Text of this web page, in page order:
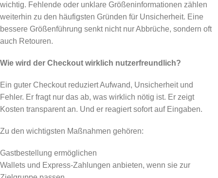
wichtig. Fehlende oder unklare Größeninformationen zählen
weiterhin zu den häufigsten Gründen für Unsicherheit. Eine
bessere Größenführung senkt nicht nur Abbrüche, sondern oft
auch Retouren.
Wie wird der Checkout wirklich nutzerfreundlich?
Ein guter Checkout reduziert Aufwand, Unsicherheit und
Fehler. Er fragt nur das ab, was wirklich nötig ist. Er zeigt
Kosten transparent an. Und er reagiert sofort auf Eingaben.
Zu den wichtigsten Maßnahmen gehören:
Gastbestellung ermöglichen
Wallets und Express-Zahlungen anbieten, wenn sie zur